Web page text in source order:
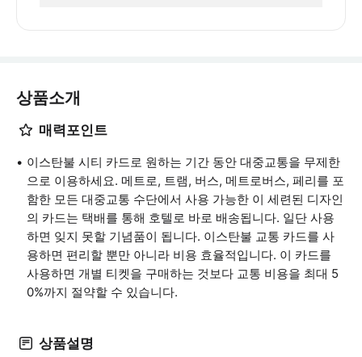
상품소개
매력포인트
이스탄불 시티 카드로 원하는 기간 동안 대중교통을 무제한
으로 이용하세요. 메트로, 트램, 버스, 메트로버스, 페리를 포
함한 모든 대중교통 수단에서 사용 가능한 이 세련된 디자인
의 카드는 택배를 통해 호텔로 바로 배송됩니다. 일단 사용
하면 잊지 못할 기념품이 됩니다. 이스탄불 교통 카드를 사
용하면 편리할 뿐만 아니라 비용 효율적입니다. 이 카드를
사용하면 개별 티켓을 구매하는 것보다 교통 비용을 최대 5
0%까지 절약할 수 있습니다.
상품설명